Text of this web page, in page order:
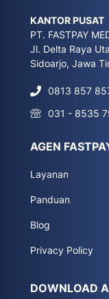
KANTOR PUSAT
PT. FASTPAY
Jl. Delta Raya
Sidoarjo, Jawa
0813 857
031 - 8535
AGEN
Layanan
Panduan
Blog
Privacy Policy
DOWNLOAD